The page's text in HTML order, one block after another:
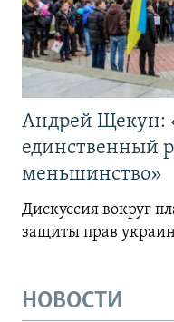
Андрей Щекун:
единственный
меньшинство»
Дискуссия вокруг
защиты прав
НОВОСТИ